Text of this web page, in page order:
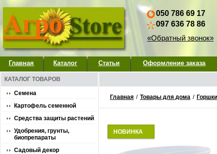
050 786 69 17
097 636 78 86
«Обратный звонок»
Главная Каталог Статьи Оформление заказа
КАТАЛОГ ТОВАРОВ
Семена
Картофель семенной
Средства защиты растений
Удобрения, грунты,
биопрепараты
Садовый декор
Главная / Товары для дома /
НОВИНКА